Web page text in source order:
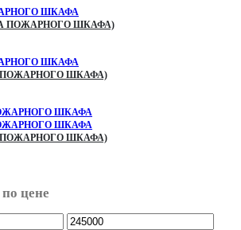
ПОЖАРНОГО ШКАФА)
ШКАФА)
ШКАФА)
цене
Максимальная